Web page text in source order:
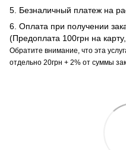
5. Безналичный платеж на
6. Оплата при получении
(Предоплата 100грн на
Обратите внимание, что эта
отдельно 20грн + 2% от суммы